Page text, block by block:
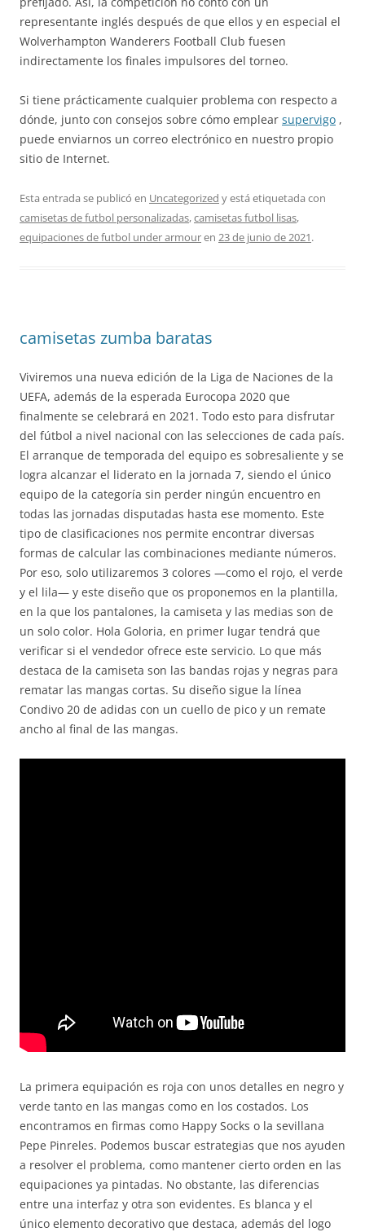
representante inglés después de que ellos y en especial el
Wolverhampton Wanderers Football Club fuesen
indirectamente los finales impulsores del torneo.
Si tiene prácticamente cualquier problema con respecto a
dónde, junto con consejos sobre cómo emplear supervigo ,
puede enviarnos un correo electrónico en nuestro propio
sitio de Internet.
Esta entrada se publicó en Uncategorized y está etiquetada con
camisetas de futbol personalizadas,camisetas futbol lisas,
equipaciones de futbol under armouren 23 de junio de 2021.
camisetas zumba baratas
Viviremos una nueva edición de la Liga de Naciones de la
UEFA, además de la esperada Eurocopa 2020 que
finalmente se celebrará en 2021. Todo esto para disfrutar
del fútbol a nivel nacional con las selecciones de cada país.
El arranque de temporada del equipo es sobresaliente y se
logra alcanzar el liderato en la jornada 7, siendo el único
equipo de la categoría sin perder ningún encuentro en
todas las jornadas disputadas hasta ese momento. Este
tipo de clasificaciones nos permite encontrar diversas
formas de calcular las combinaciones mediante números.
Por eso, solo utilizaremos 3 colores —como el rojo, el verde
y el lila— y este diseño que os proponemos en la plantilla,
en la que los pantalones, la camiseta y las medias son de
un solo color. Hola Goloria, en primer lugar tendrá que
verificar si el vendedor ofrece este servicio. Lo que más
destaca de la camiseta son las bandas rojas y negras para
rematar las mangas cortas. Su diseño sigue la línea
Condivo 20 de adidas con un cuello de pico y un remate
ancho al final de las mangas.
La primera equipación es roja con unos detalles en negro y
verde tanto en las mangas como en los costados. Los
encontramos en firmas como Happy Socks o la sevillana
Pepe Pinreles. Podemos buscar estrategias que nos ayuden
a resolver el problema, como mantener cierto orden en las
equipaciones ya pintadas. No obstante, las diferencias
entre una interfaz y otra son evidentes. Es blanca y el
único elemento decorativo que destaca, además del logo